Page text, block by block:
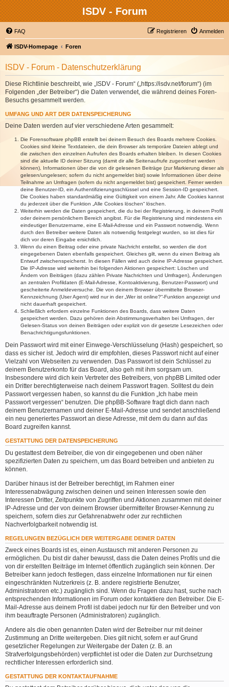
ISDV - Forum
FAQ Anmelden
Registrieren
ISDV-Homepage Foren
ISDV - Forum - Datenschutzerklärung
Diese Richtlinie beschreibt, wie „ISDV - Forum“ („https://isdv.net/forum“) (im
Folgenden „der Betreiber“) die Daten verwendet, die während deines Foren-
Besuchs gesammelt werden.
UMFANG UND ART DER DATENSPEICHERUNG
Deine Daten werden auf vier verschiedene Arten gesammelt:
Die Forensoftware phpBB erstellt bei deinem Besuch des Boards mehrere Cookies.
Cookies sind kleine Textdateien, die dein Browser als temporäre Dateien ablegt und
die zwischen den einzelnen Aufrufen des Boards erhalten bleiben. In diesen Cookies
sind die aktuelle ID deiner Sitzung (damit dir alle Seitenaufrufe zugeordnet werden
können), Informationen über die von dir gelesenen Beiträge (zur Markierung dieser als
gelesen/ungelesen; sofern du nicht angemeldet bist) sowie Informationen über deine
Teilnahme an Umfragen (sofern du nicht angemeldet bist) gespeichert. Ferner werden
deine Benutzer-ID, ein Authentifizierungsschlüssel und eine Session-ID gespeichert.
Die Cookies haben standardmäßig eine Gültigkeit von einem Jahr. Alle Cookies kannst
du jederzeit über die Funktion „Alle Cookies löschen“ löschen.
Weiterhin werden die Daten gespeichert, die du bei der Registrierung, in deinem Profil
oder deinem persönlichem Bereich angibst. Für die Registrierung sind mindestens ein
eindeutiger Benutzername, eine E-Mail-Adresse und ein Passwort notwendig. Wenn
durch den Betreiber weitere Daten als notwendig festgelegt wurden, so ist dies für
dich vor deren Eingabe ersichtlich.
Wenn du einen Beitrag oder eine private Nachricht erstellst, so werden die dort
eingegebenen Daten ebenfalls gespeichert. Gleiches gilt, wenn du einen Beitrag als
Entwurf zwischenspeicherst. In diesen Fällen wird auch deine IP-Adresse gespeichert.
Die IP-Adresse wird weiterhin bei folgenden Aktionen gespeichert: Löschen und
Ändern von Beiträgen (dazu zählen Private Nachrichten und Umfragen), Änderungen
an zentralen Profildaten (E-Mail-Adresse, Kontoaktivierung, Benutzer-Passwort) und
gescheiterte Anmeldeversuche. Die von deinem Browser übermittelte Browser-
Kennzeichnung (User Agent) wird nur in der „Wer ist online?“-Funktion angezeigt und
nicht dauerhaft gespeichert.
Schließlich erfordern einzelne Funktionen des Boards, dass weitere Daten
gespeichert werden. Dazu gehören dein Abstimmungsverhalten bei Umfragen, der
Gelesen-Status von deinen Beiträgen oder explizit von dir gesetzte Lesezeichen oder
Benachrichtigungsfunktionen.
Dein Passwort wird mit einer Einwege-Verschlüsselung (Hash) gespeichert, so
dass es sicher ist. Jedoch wird dir empfohlen, dieses Passwort nicht auf einer
Vielzahl von Webseiten zu verwenden. Das Passwort ist dein Schlüssel zu
deinem Benutzerkonto für das Board, also geh mit ihm sorgsam um.
Insbesondere wird dich kein Vertreter des Betreibers, von phpBB Limited oder
ein Dritter berechtigterweise nach deinem Passwort fragen. Solltest du dein
Passwort vergessen haben, so kannst du die Funktion „Ich habe mein
Passwort vergessen“ benutzen. Die phpBB-Software fragt dich dann nach
deinem Benutzernamen und deiner E-Mail-Adresse und sendet anschließend
ein neu generiertes Passwort an diese Adresse, mit dem du dann auf das
Board zugreifen kannst.
GESTATTUNG DER DATENSPEICHERUNG
Du gestattest dem Betreiber, die von dir eingegebenen und oben näher
spezifizierten Daten zu speichern, um das Board betreiben und anbieten zu
können.
Darüber hinaus ist der Betreiber berechtigt, im Rahmen einer
Interessenabwägung zwischen deinen und seinen Interessen sowie den
Interessen Dritter, Zeitpunkte von Zugriffen und Aktionen zusammen mit deiner
IP-Adresse und der von deinem Browser übermittelter Browser-Kennung zu
speichern, sofern dies zur Gefahrenabwehr oder zur rechtlichen
Nachverfolgbarkeit notwendig ist.
REGELUNGEN BEZÜGLICH DER WEITERGABE DEINER DATEN
Zweck eines Boards ist es, einen Austausch mit anderen Personen zu
ermöglichen. Du bist dir daher bewusst, dass die Daten deines Profils und die
von dir erstellten Beiträge im Internet öffentlich zugänglich sein können. Der
Betreiber kann jedoch festlegen, dass einzelne Informationen nur für einen
eingeschränkten Nutzerkreis (z. B. andere registrierte Benutzer,
Administratoren etc.) zugänglich sind. Wenn du Fragen dazu hast, suche nach
entsprechenden Informationen im Forum oder kontaktiere den Betreiber. Die E-
Mail-Adresse aus deinem Profil ist dabei jedoch nur für den Betreiber und von
ihm beauftragte Personen (Administratoren) zugänglich.
Andere als die oben genannten Daten wird der Betreiber nur mit deiner
Zustimmung an Dritte weitergeben. Dies gilt nicht, sofern er auf Grund
gesetzlicher Regelungen zur Weitergabe der Daten (z. B. an
Strafverfolgungsbehörden) verpflichtet ist oder die Daten zur Durchsetzung
rechtlicher Interessen erforderlich sind.
GESTATTUNG DER KONTAKTAUFNAHME